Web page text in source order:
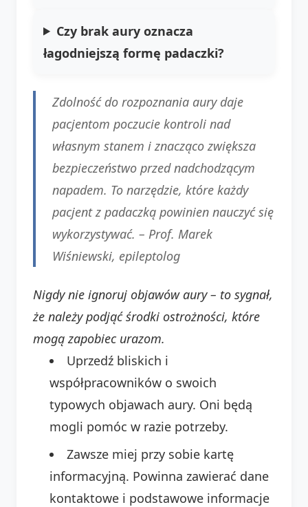
Czy brak aury oznacza
łagodniejszą formę padaczki?
Zdolność do rozpoznania aury daje
pacjentom poczucie kontroli nad
własnym stanem i znacząco zwiększa
bezpieczeństwo przed nadchodzącym
napadem. To narzędzie, które każdy
pacjent z padaczką powinien nauczyć się
wykorzystywać. – Prof. Marek
Wiśniewski, epileptolog
Nigdy nie ignoruj objawów aury – to sygnał,
że należy podjąć środki ostrożności, które
mogą zapobiec urazom.
Uprzedź bliskich i
współpracowników o swoich
typowych objawach aury. Oni będą
mogli pomóc w razie potrzeby.
Zawsze miej przy sobie kartę
informacyjną. Powinna zawierać dane
kontaktowe i podstawowe informacje